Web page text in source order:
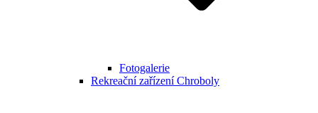
Fotogalerie
Rekreační zařízení Chroboly